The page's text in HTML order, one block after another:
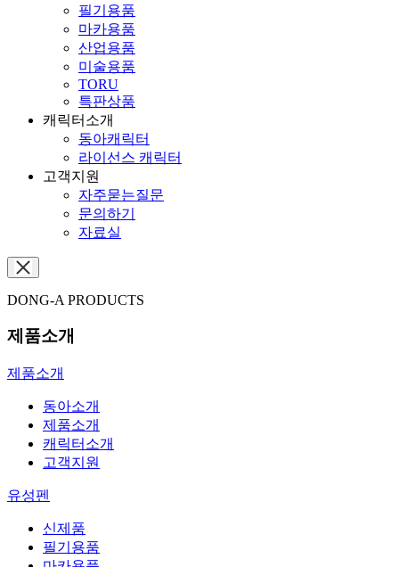
필기용품
마카용품
산업용품
미술용품
TORU
특판상품
캐릭터소개
동아캐릭터
라이선스 캐릭터
고객지원
자주묻는질문
문의하기
자료실
DONG-A PRODUCTS
제품소개
제품소개
동아소개
제품소개
캐릭터소개
고객지원
유성펜
신제품
필기용품